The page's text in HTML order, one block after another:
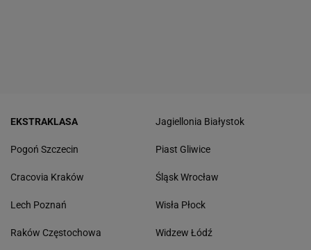
EKSTRAKLASA
Pogoń Szczecin
Cracovia Kraków
Lech Poznań
Raków Częstochowa
Jagiellonia Białystok
Piast Gliwice
Śląsk Wrocław
Wisła Płock
Widzew Łódź